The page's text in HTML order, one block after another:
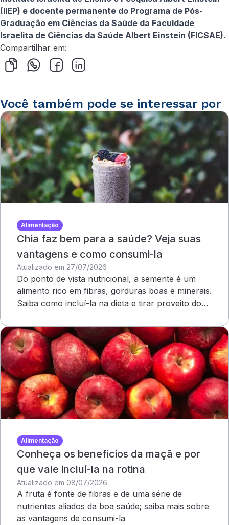
(IIEP) e docente permanente do Programa de Pós-
Graduação em Ciências da Saúde da Faculdade
Israelita de Ciências da Saúde Albert Einstein (FICSAE).
Compartilhar em:
Você também pode se interessar por
Alimentação
Chia faz bem para a saúde? Veja suas
vantagens e como consumi-la
Atualizado em 27/07/2026
Do ponto de vista nutricional, a semente é um
alimento rico em fibras, gorduras boas e minerais.
Saiba como incluí-la na dieta e tirar proveito dos
Alimentação
Conheça os benefícios da maçã e por
que vale incluí-la na rotina
Atualizado em 08/07/2026
A fruta é fonte de fibras e de uma série de
nutrientes aliados da boa saúde; saiba mais sobre
as vantagens de consumi-la